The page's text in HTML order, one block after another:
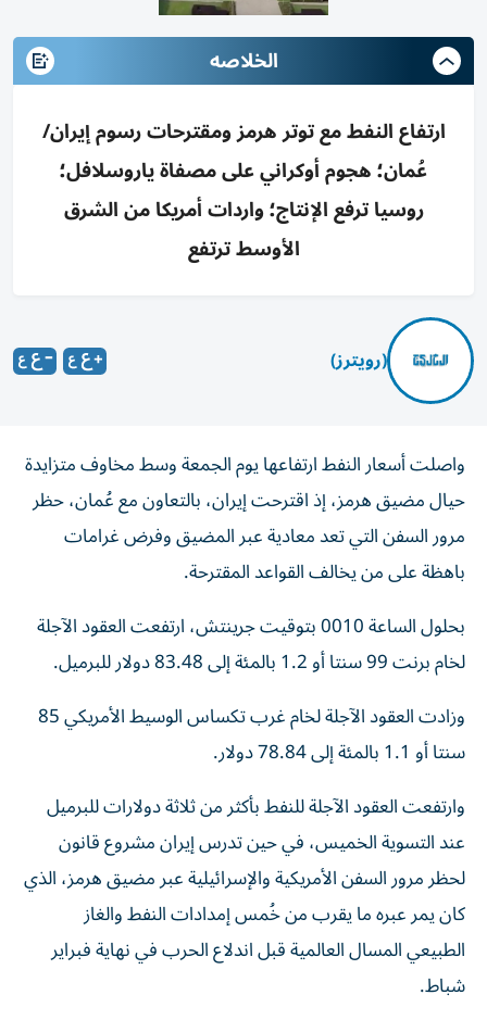
الخلاصه
ارتفاع النفط مع توتر هرمز ومقترحات رسوم إيران/
عُمان؛ هجوم أوكراني على مصفاة ياروسلافل؛
روسيا ترفع الإنتاج؛ واردات أمريكا من الشرق
الأوسط ترتفع
(رويترز)
واصلت أسعار النفط ارتفاعها يوم الجمعة وسط مخاوف متزايدة
حيال مضيق هرمز، إذ اقترحت إيران، بالتعاون مع عُمان، حظر
مرور السفن التي تعد ‌معادية عبر المضيق وفرض غرامات
باهظة على من يخالف القواعد المقترحة.
بحلول الساعة ​0010 ⁠بتوقيت جرينتش، ارتفعت العقود الآجلة
لخام برنت 99 سنتا ‌أو 1.2 بالمئة إلى 83.48 ‌دولار للبرميل.
وزادت العقود الآجلة لخام غرب تكساس الوسيط الأمريكي 85
سنتا أو 1.1 بالمئة إلى 78.84 دولار.
وارتفعت العقود الآجلة للنفط بأكثر من ثلاثة ‌دولارات للبرميل
عند التسوية الخميس، في حين تدرس إيران مشروع قانون
لحظر ⁠مرور السفن الأمريكية والإسرائيلية عبر مضيق هرمز، الذي
كان يمر عبره ما يقرب من خُمس إمدادات النفط والغاز
الطبيعي المسال العالمية قبل اندلاع الحرب في نهاية فبراير
شباط.